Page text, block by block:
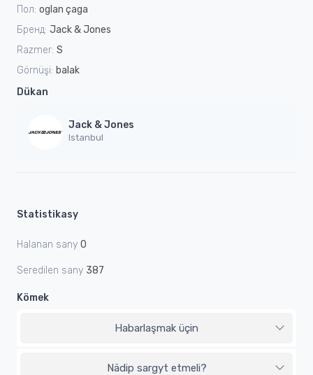
Пол: oglan çaga
Бренд: Jack & Jones
Razmer: S
Görnüşi: balak
Dükan
Jack & Jones
Istanbul
Statistikasy
Halanan sany 0
Seredilen sany 387
Kömek
Habarlaşmak üçin
Nädip sargyt etmeli?